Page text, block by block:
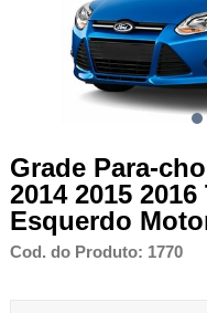
Grade Para-
2014 2015
Esquerdo
Cod. do Produto: 1770